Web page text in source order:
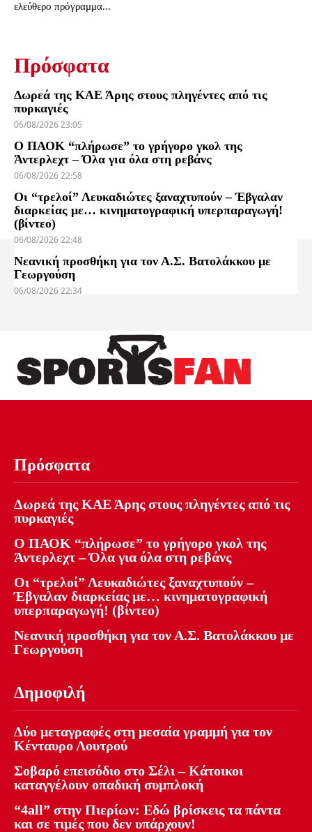
ελεύθερο πρόγραμμα...
Πρόσφατα
Δωρεά της ΚΑΕ Άρης στους πληγέντες από τις
πυρκαγιές
06/08/2026 23:05
Ο ΠΑΟΚ “πλήρωσε” το γρήγορο γκολ της
Άντερλεχτ – Όλα για όλα στη ρεβάνς
06/08/2026 22:58
Οι “τρελοί” Λευκαδιώτες ξαναχτυπούν – Έβγαλαν
διαρκείας με… κινηματογραφική υπερπαραγωγή!
(βίντεο)
06/08/2026 22:48
Νεανική προσθήκη για τον Α.Σ. Βατολάκκου με
Γεωργούση
06/08/2026 22:34
Πρόσφατα
Δωρεά της ΚΑΕ Άρης στους πληγέντες από τις
πυρκαγιές
Ο ΠΑΟΚ “πλήρωσε” το γρήγορο γκολ της
Άντερλεχτ – Όλα για όλα στη ρεβάνς
Οι “τρελοί” Λευκαδιώτες ξαναχτυπούν –
Έβγαλαν διαρκείας με… κινηματογραφική
υπερπαραγωγή! (βίντεο)
Νεανική προσθήκη για τον Α.Σ. Βατολάκκου με
Γεωργούση
Δημοφιλή
Δύο μεταγραφές στη μεσαία γραμμή για τον
Κένταυρο Λουτρού
Σοβαρό επεισόδιο στο Σέλι – Κάτοικοι
καταγγέλουν οπαδική συμπλοκή
“4all” στην Πιερίων: Εδώ βρίσκεις τα πάντα
και σε τιμές που δεν υπάρχουν!